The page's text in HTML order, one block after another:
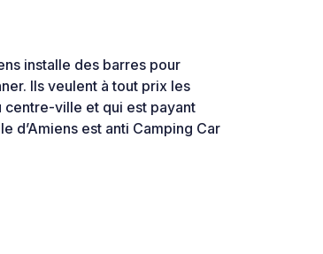
installe des barres pour
Ils veulent à tout prix les
centre-ville et qui est payant
d’Amiens est anti Camping Car